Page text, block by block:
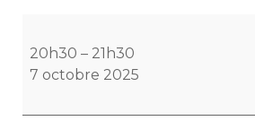
de
prière
20h30 – 21h30
7 octobre 2025